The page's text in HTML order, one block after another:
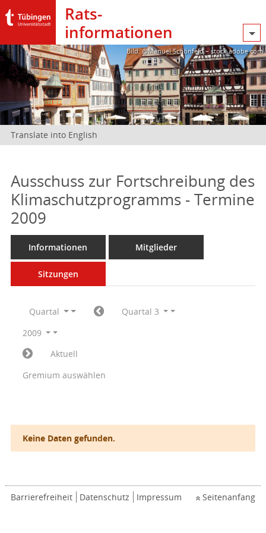
Rats­
informationen
Bild: @Manuel Schönfeld – stock.adobe.com
Translate into English
Ausschuss zur Fortschreibung des
Klimaschutzprogramms - Termine
2009
Informationen Mitglieder
Sitzungen
Quartal
Quartal 3
2009
Aktuell
Gremium auswählen
Keine Daten gefunden.
Barrierefreiheit Datenschutz Impressum Seitenanfang